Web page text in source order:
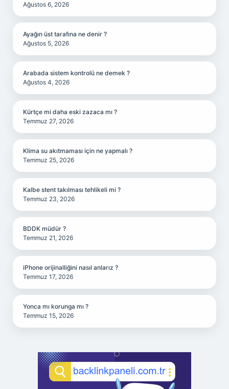
Ağustos 6, 2026
Ayağın üst tarafına ne denir ?
Ağustos 5, 2026
Arabada sistem kontrolü ne demek ?
Ağustos 4, 2026
Kürtçe mi daha eski zazaca mı ?
Temmuz 27, 2026
Klima su akıtmaması için ne yapmalı ?
Temmuz 25, 2026
Kalbe stent takılması tehlikeli mi ?
Temmuz 23, 2026
BDDK müdür ?
Temmuz 21, 2026
iPhone orijinalliğini nasıl anlarız ?
Temmuz 17, 2026
Yonca mı korunga mı ?
Temmuz 15, 2026